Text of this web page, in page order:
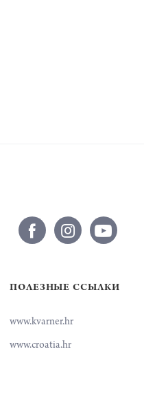
ПОЛЕЗНЫЕ ССЫЛКИ
www.kvarner.hr
www.croatia.hr